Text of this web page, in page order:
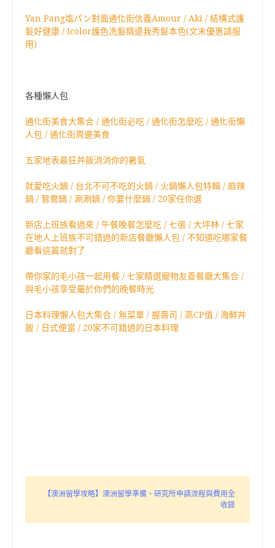
Yan Pang塩パン對面通化街信義Amour / Aki / 結構式護
髮好健康 / Icolor護色洗髮精還我秀髮本色(文末優惠請服
用)
各種懶人包
通化街美食大集合 / 通化街必吃 / 通化街怎麼吃 / 通化街懶
人包 / 通化街周邊美食
五家地表最狂丼飯消消你的暑氣
就愛吃火鍋 / 台北不可不吃的火鍋 / 火鍋懶人包特輯 / 麻辣
鍋 / 鴛鴦鍋 / 涮涮鍋 / 你要什麼鍋 / 20家任你選
新店上班族看過來 / 午餐晚餐怎麼吃 / 七張 / 大坪林 / 七家
在地人上班族不可錯過的新店餐廳懶人包 / 不知道吃哪家餐
廳看這篇就對了
帶你家的毛小孩一起用餐 / 七家精選寵物友善餐廳大集合 /
與毛小孩享受屬於你們的晚餐時光
日本料理懶人包大集合 / 無菜單 / 握壽司 / 高CP值 / 海鮮丼
飯 / 日式便當 / 20家不可錯過的日本料理
【澳洲留學攻略】澳洲留學準備、研究所申請流程與費用全
收錄